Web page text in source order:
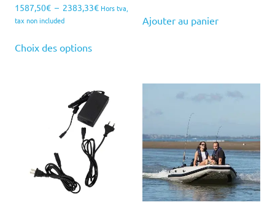
1587,50€ – 2383,33€Plage
Hors tva,
tax non included
Choix des optionsproduit
variations.
Les
options
peuvent
être
choisies
sur
Ajouter au panier